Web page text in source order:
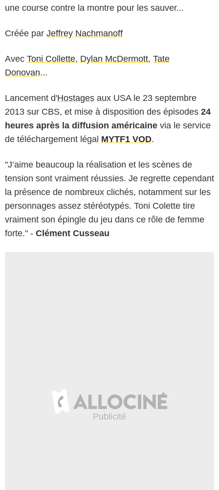
une course contre la montre pour les sauver...
Créée par Jeffrey Nachmanoff
Avec Toni Collette, Dylan McDermott, Tate
Donovan...
Lancement d'Hostages aux USA le 23 septembre
2013 sur CBS, et mise à disposition des épisodes 24
heures après la diffusion américaine via le service
de téléchargement légal MYTF1 VOD.
"J’aime beaucoup la réalisation et les scènes de
tension sont vraiment réussies. Je regrette cependant
la présence de nombreux clichés, notamment sur les
personnages assez stéréotypés. Toni Colette tire
vraiment son épingle du jeu dans ce rôle de femme
forte." - Clément Cusseau